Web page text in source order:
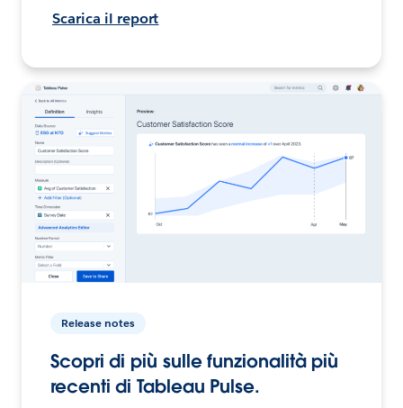
Scarica il report
Release notes
Scopri di più sulle funzionalità più
recenti di Tableau Pulse.